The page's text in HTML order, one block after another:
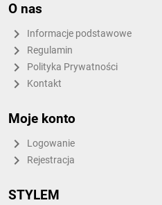
O nas
Informacje podstawowe
Regulamin
Polityka Prywatności
Kontakt
Moje konto
Logowanie
Rejestracja
STYLEM